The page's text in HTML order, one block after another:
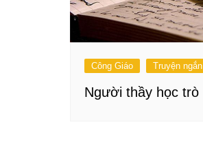
Công Giáo Truyện ngắn
Người thầy học trò